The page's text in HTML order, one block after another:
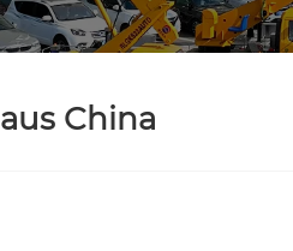
China